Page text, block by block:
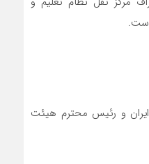
و رئیس محترم هیئت